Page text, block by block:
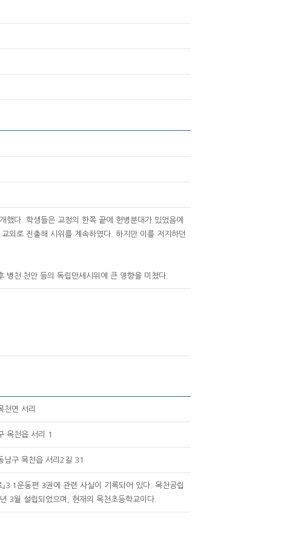
다. 학생들은 교정의 한쪽 끝에 헌병분대가 있었음에
외로 진출해 시위를 계속하였다. 하지만 이를 저지하던
천·천안 등의 독립만세시위에 큰 영향을 미쳤다.
천면 서리
목천읍 서리 1
남구 목천읍 서리2길 31
』3·1운동편 3권에 관련 사실이 기록되어 있다. 목천공립
3월 설립되었으며, 현재의 목천초등학교이다.